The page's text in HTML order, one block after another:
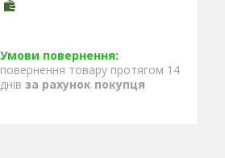
повернення товару протягом 14
днів за рахунок покупця